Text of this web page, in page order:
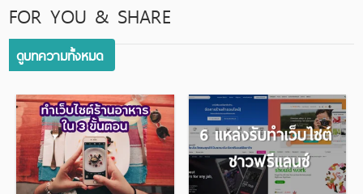
FOR YOU & SHARE
ดูบทความทั้งหมด